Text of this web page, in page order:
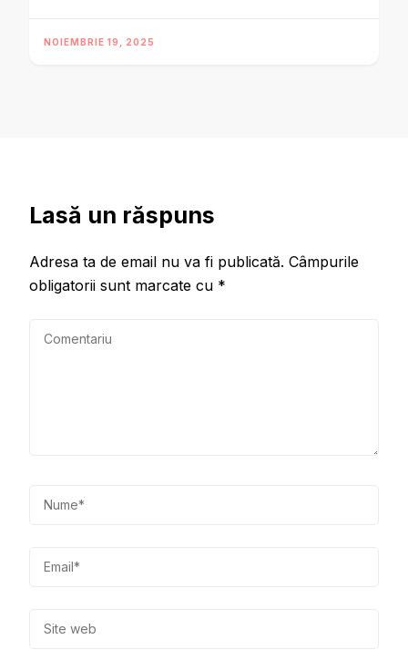
NOIEMBRIE 19, 2025
Lasă un răspuns
Adresa ta de email nu va fi publicată. Câmpurile
obligatorii sunt marcate cu *